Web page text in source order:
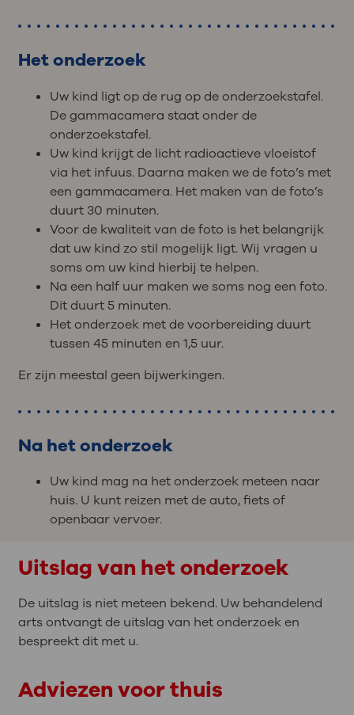
Het onderzoek
Uw kind ligt op de rug op de onderzoekstafel.
De gammacamera staat onder de
onderzoekstafel.
Uw kind krijgt de licht radioactieve vloeistof
via het infuus. Daarna maken we de foto’s met
een gammacamera. Het maken van de foto’s
duurt 30 minuten.
Voor de kwaliteit van de foto is het belangrijk
dat uw kind zo stil mogelijk ligt. Wij vragen u
soms om uw kind hierbij te helpen.
Na een half uur maken we soms nog een foto.
Dit duurt 5 minuten.
Het onderzoek met de voorbereiding duurt
tussen 45 minuten en 1,5 uur.
Er zijn meestal geen bijwerkingen.
Na het onderzoek
Uw kind mag na het onderzoek meteen naar
huis. U kunt reizen met de auto, fiets of
openbaar vervoer.
Uitslag van het onderzoek
De uitslag is niet meteen bekend. Uw behandelend
arts ontvangt de uitslag van het onderzoek en
bespreekt dit met u.
Adviezen voor thuis